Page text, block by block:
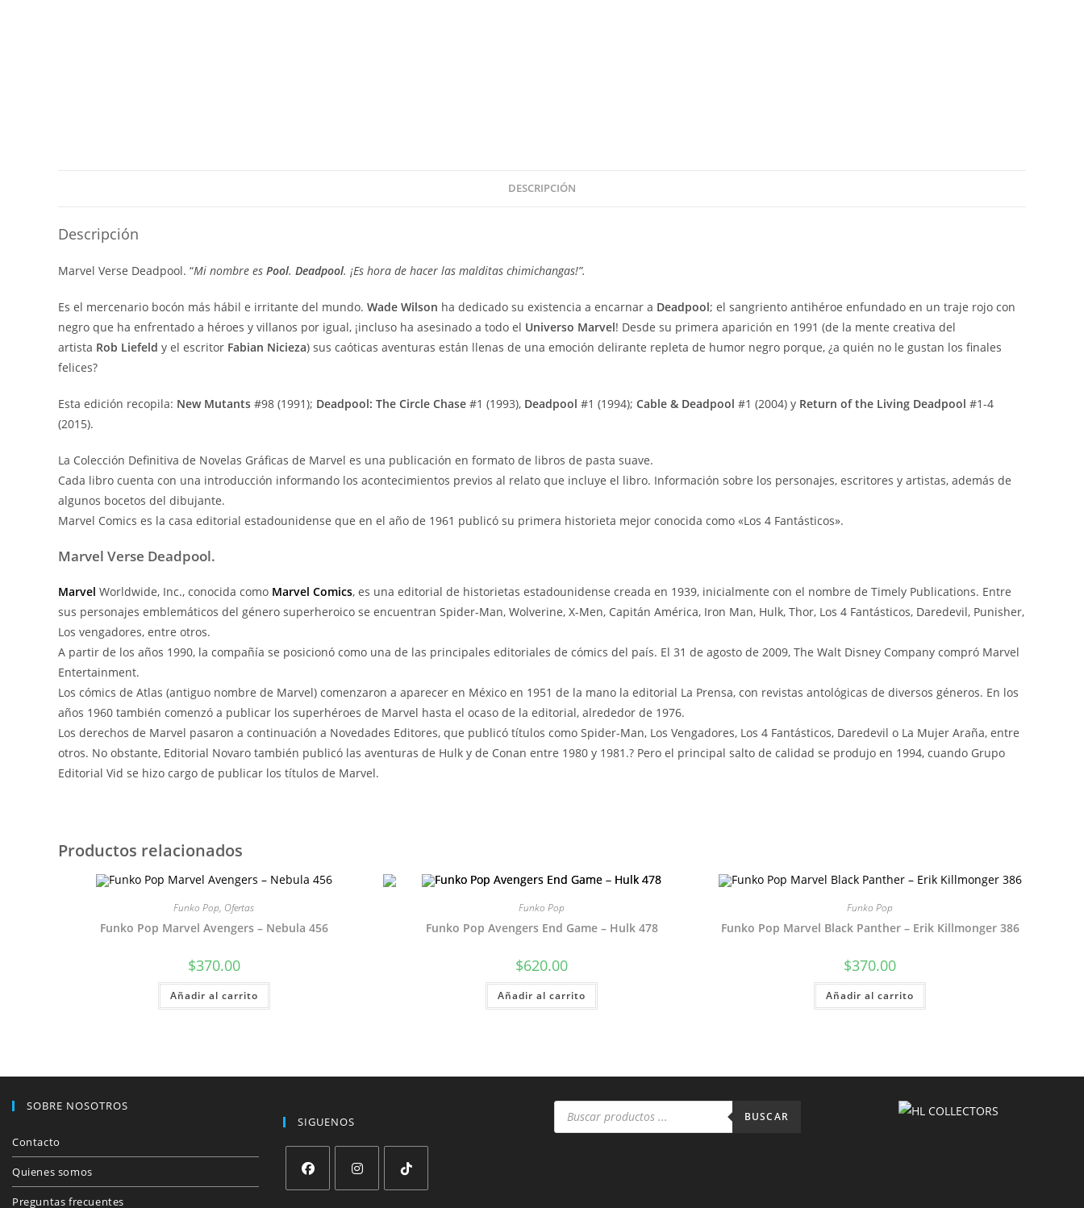
DESCRIPCIÓN
Descripción
Marvel Verse Deadpool. “Mi nombre es Pool. Deadpool. ¡Es hora de hacer las malditas chimichangas!”.
Es el mercenario bocón más hábil e irritante del mundo. Wade Wilson ha dedicado su existencia a encarnar a Deadpool; el sangriento antihéroe enfundado en un traje rojo con
negro que ha enfrentado a héroes y villanos por igual, ¡incluso ha asesinado a todo el Universo Marvel! Desde su primera aparición en 1991 (de la mente creativa del
artista Rob Liefeld y el escritor Fabian Nicieza) sus caóticas aventuras están llenas de una emoción delirante repleta de humor negro porque, ¿a quién no le gustan los finales
felices?
Esta edición recopila: New Mutants #98 (1991); Deadpool: The Circle Chase #1 (1993), Deadpool #1 (1994); Cable & Deadpool #1 (2004) y Return of the Living Deadpool #1-4
(2015).
La Colección Definitiva de Novelas Gráficas de Marvel es una publicación en formato de libros de pasta suave.
Cada libro cuenta con una introducción informando los acontecimientos previos al relato que incluye el libro. Información sobre los personajes, escritores y artistas, además de
algunos bocetos del dibujante.
Marvel Comics es la casa editorial estadounidense que en el año de 1961 publicó su primera historieta mejor conocida como «Los 4 Fantásticos».
Marvel Verse Deadpool.
Marvel Worldwide, Inc., conocida como Marvel Comics, es una editorial de historietas estadounidense creada en 1939, inicialmente con el nombre de Timely Publications. Entre
sus personajes emblemáticos del género superheroico se encuentran Spider-Man, Wolverine, X-Men, Capitán América, Iron Man, Hulk, Thor, Los 4 Fantásticos, Daredevil, Punisher,
Los vengadores, entre otros.
A partir de los años 1990, la compañía se posicionó como una de las principales editoriales de cómics del país. El 31 de agosto de 2009, The Walt Disney Company compró Marvel
Entertainment.
Los cómics de Atlas (antiguo nombre de Marvel) comenzaron a aparecer en México en 1951 de la mano la editorial La Prensa, con revistas antológicas de diversos géneros. En los
años 1960 también comenzó a publicar los superhéroes de Marvel hasta el ocaso de la editorial, alrededor de 1976.
Los derechos de Marvel pasaron a continuación a Novedades Editores, que publicó títulos como Spider-Man, Los Vengadores, Los 4 Fantásticos, Daredevil o La Mujer Araña, entre
otros. No obstante, Editorial Novaro también publicó las aventuras de Hulk y de Conan entre 1980 y 1981.? Pero el principal salto de calidad se produjo en 1994, cuando Grupo
Editorial Vid se hizo cargo de publicar los títulos de Marvel.
Productos relacionados
Funko Pop, Ofertas
Funko Pop Marvel Avengers – Nebula 456
$370.00
Añadir al carrito
Funko Pop
Funko Pop Avengers End Game – Hulk 478
$620.00
Añadir al carrito
Funko Pop
Funko Pop Marvel Black Panther – Erik Killmonger 386
$370.00
Añadir al carrito
SOBRE NOSOTROS
Contacto
Quienes somos
Preguntas frecuentes
SIGUENOS
Búsqueda
productos
BUSCAR